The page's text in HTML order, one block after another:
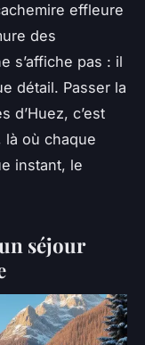
effleure
des
s’affiche pas : il
détail. Passer la
d’Huez, c’est
où chaque
instant, le
séjour